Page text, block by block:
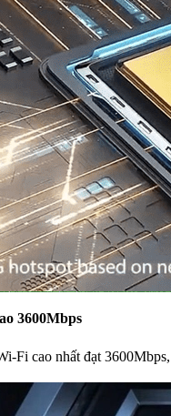
3600Mbps
Fi cao nhất đạt